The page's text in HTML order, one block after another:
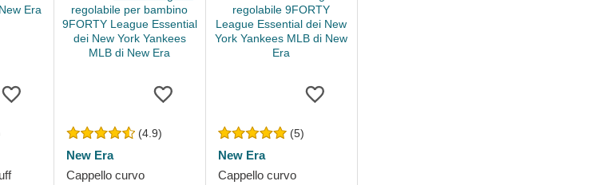
(4.9)
New Era
Cappello curvo
(5)
New Era
Cappello curvo